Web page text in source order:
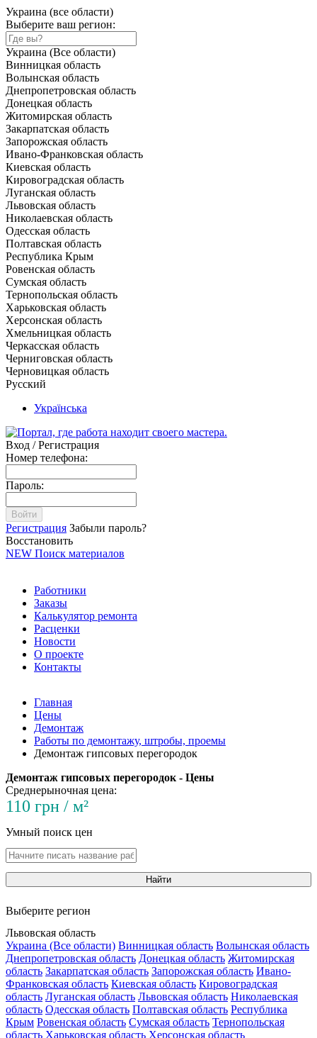
Украина (все области)
Выберите ваш регион:
Украина (Все области)
Винницкая область
Волынская область
Днепропетровская область
Донецкая область
Житомирская область
Закарпатская область
Запорожская область
Ивано-Франковская область
Киевская область
Кировоградская область
Луганская область
Львовская область
Николаевская область
Одесская область
Полтавская область
Республика Крым
Ровенская область
Сумская область
Тернопольская область
Харьковская область
Херсонская область
Хмельницкая область
Черкасская область
Черниговская область
Черновицкая область
Русский
Українська
Вход / Регистрация
Номер телефона:
Пароль:
Войти
Регистрация Забыли пароль?
Восстановить
NEW Поиск материалов
Работники
Заказы
Калькулятор ремонта
Расценки
Новости
О проекте
Контакты
Главная
Цены
Демонтаж
Работы по демонтажу, штробы, проемы
Демонтаж гипсовых перегородок
Демонтаж гипсовых перегородок - Цены
Среднерыночная цена:
110 грн / м²
Умный поиск цен
Найти
Выберите регион
Львовская область
Украина (Все области) Винницкая область Волынская область
Днепропетровская область Донецкая область Житомирская
область Закарпатская область Запорожская область Ивано-
Франковская область Киевская область Кировоградская
область Луганская область Львовская область Николаевская
область Одесская область Полтавская область Республика
Крым Ровенская область Сумская область Тернопольская
область Харьковская область Херсонская область